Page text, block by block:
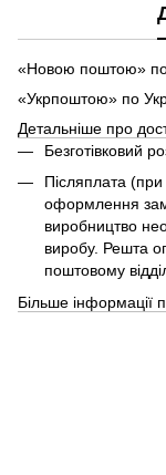
«Новою поштою» по
«Укрпоштою» по
Детальніше про
Безготівковий
Післяплата
оформлення
виробництво
виробу. Решта
поштовому
Більше інформації